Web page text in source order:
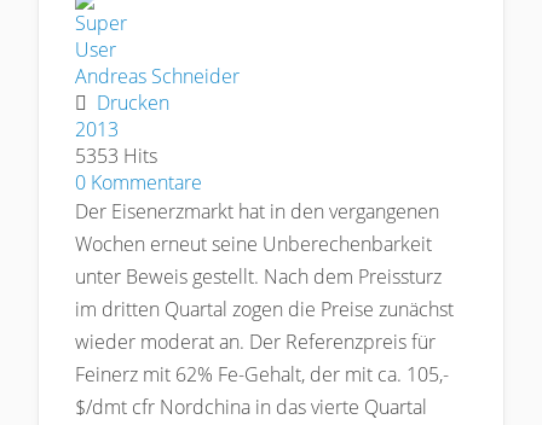
Andreas Schneider
Drucken
2013
5353 Hits
0 Kommentare
Der Eisenerzmarkt hat in den vergangenen
Wochen erneut seine Unberechenbarkeit
unter Beweis gestellt. Nach dem Preissturz
im dritten Quartal zogen die Preise zunächst
wieder moderat an. Der Referenzpreis für
Feinerz mit 62% Fe-Gehalt, der mit ca. 105,-
$/dmt cfr Nordchina in das vierte Quartal